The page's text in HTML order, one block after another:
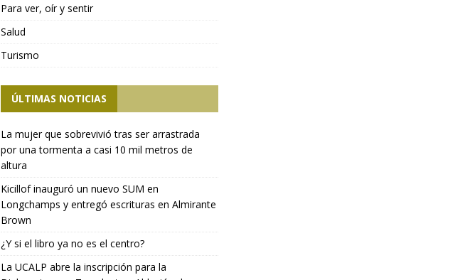
Para ver, oír y sentir
Salud
Turismo
ÚLTIMAS NOTICIAS
La mujer que sobrevivió tras ser arrastrada
por una tormenta a casi 10 mil metros de
altura
Kicillof inauguró un nuevo SUM en
Longchamps y entregó escrituras en Almirante
Brown
¿Y si el libro ya no es el centro?
La UCALP abre la inscripción para la